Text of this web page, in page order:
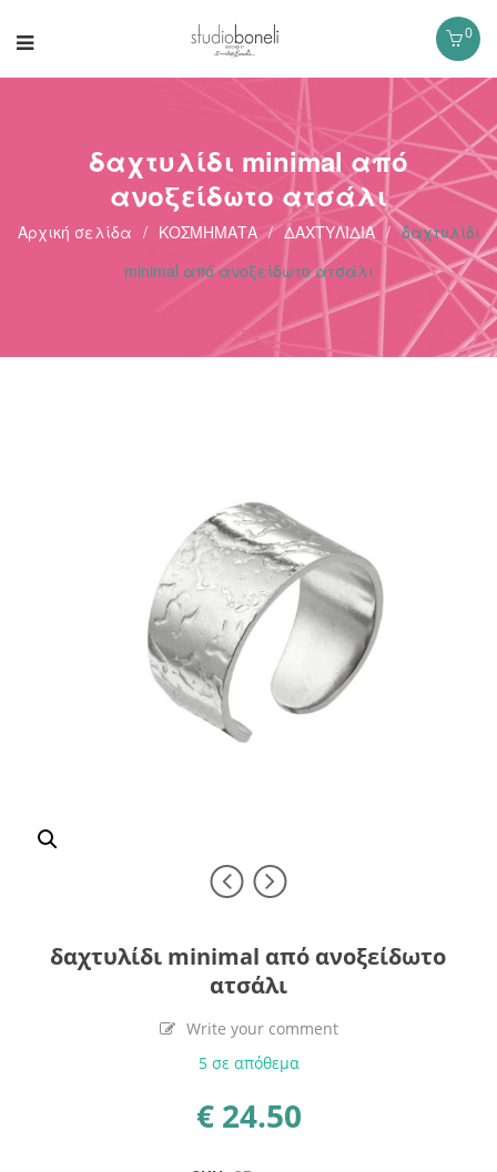
0
δαχτυλίδι minimal από
ανοξείδωτο ατσάλι
Αρχική σελίδα / ΚΟΣΜΗΜΑΤΑ / ΔΑΧΤΥΛΙΔΙΑ / δαχτυλίδι
minimal από ανοξείδωτο ατσάλι
δαχτυλίδι minimal από ανοξείδωτο
ατσάλι
Write your comment
5 σε απόθεμα
€24.50